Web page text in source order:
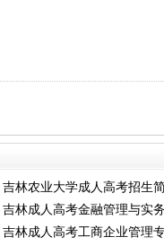
吉林农业大学成人高考招生
吉林成人高考金融管理与实
吉林成人高考工商企业管理